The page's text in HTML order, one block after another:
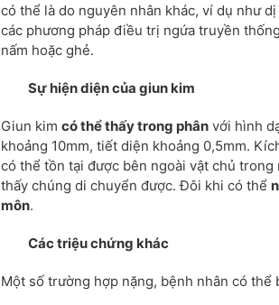
có thể là do nguyên nhân khác, ví dụ như
các phương pháp điều trị ngứa truyền
nấm hoặc ghẻ.
Sự hiện diện của giun kim
Giun kim có thể thấy trong phân với hình
khoảng 10mm, tiết diện khoảng 0,5mm.
có thể tồn tại được bên ngoài vật chủ
thấy chúng di chuyển được. Đôi khi có thể
môn.
Các triệu chứng khác
Một số trường hợp nặng, bệnh nhân có thể